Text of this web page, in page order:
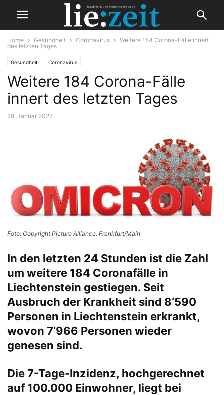
Home Gesundheit Coronavirus
Weitere 184 Corona-Fälle innert
des letzten Tages
Gesundheit Coronavirus
Weitere 184 Corona-Fälle
innert des letzten Tages
28. Januar 2022
Foto: Copyright Picture Alliance, Frankfurt/Main
In den letzten 24 Stunden ist die Zahl
um weitere 184 Coronafälle in
Liechtenstein gestiegen. Seit
Ausbruch der Krankheit sind 8‘590
Personen in Liechtenstein erkrankt,
wovon 7‘966 Personen wieder
genesen sind.
Die 7-Tage-Inzidenz, hochgerechnet
auf 100.000 Einwohner, liegt bei